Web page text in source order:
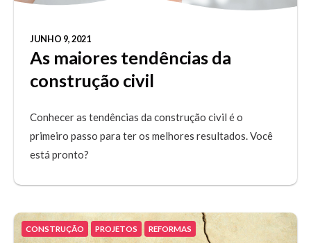
JUNHO 9, 2021
As maiores tendências da
construção civil
Conhecer as tendências da construção civil é o
primeiro passo para ter os melhores resultados. Você
está pronto?
CONSTRUÇÃO PROJETOS REFORMAS